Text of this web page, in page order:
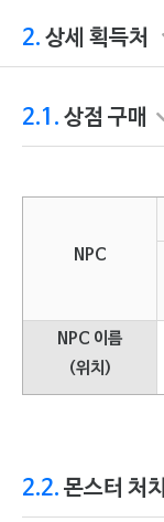
2. 상세 획득처
2.1. 상점 구매
NPC
NPC 이름
(위치)
2.2. 몬스터 처치